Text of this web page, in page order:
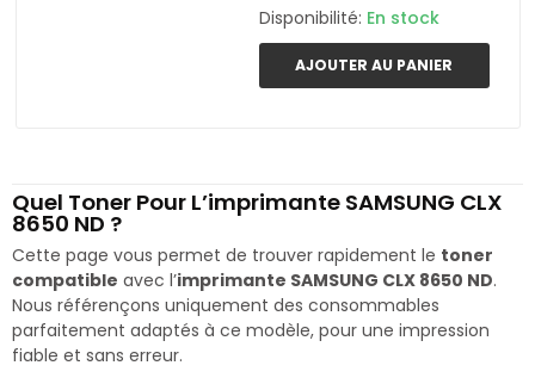
Disponibilité: En stock
AJOUTER AU PANIER
Quel Toner Pour L’imprimante SAMSUNG CLX
8650 ND ?
Cette page vous permet de trouver rapidement le toner
compatible avec l’imprimante SAMSUNG CLX 8650 ND.
Nous référençons uniquement des consommables
parfaitement adaptés à ce modèle, pour une impression
fiable et sans erreur.